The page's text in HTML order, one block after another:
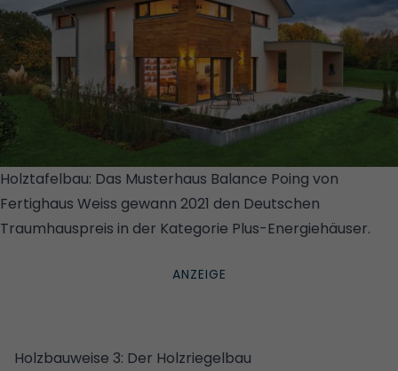
Holztafelbau: Das Musterhaus Balance Poing von
Fertighaus Weiss gewann 2021 den Deutschen
Traumhauspreis in der Kategorie Plus-Energiehäuser.
Holzbauweise 3: Der Holzriegelbau